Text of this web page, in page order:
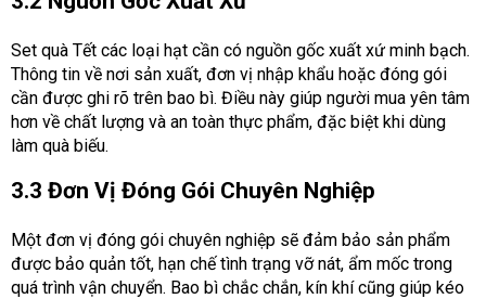
Set quà Tết các loại hạt cần có nguồn gốc xuất xứ minh bạch.
Thông tin về nơi sản xuất, đơn vị nhập khẩu hoặc đóng gói
cần được ghi rõ trên bao bì. Điều này giúp người mua yên tâm
hơn về chất lượng và an toàn thực phẩm, đặc biệt khi dùng
làm quà biếu.
3.3 Đơn Vị Đóng Gói Chuyên Nghiệp
Một đơn vị đóng gói chuyên nghiệp sẽ đảm bảo sản phẩm
được bảo quản tốt, hạn chế tình trạng vỡ nát, ẩm mốc trong
quá trình vận chuyển. Bao bì chắc chắn, kín khí cũng giúp kéo